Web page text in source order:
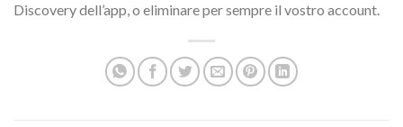
Discovery dell’app, o eliminare per sempre il vostro account.